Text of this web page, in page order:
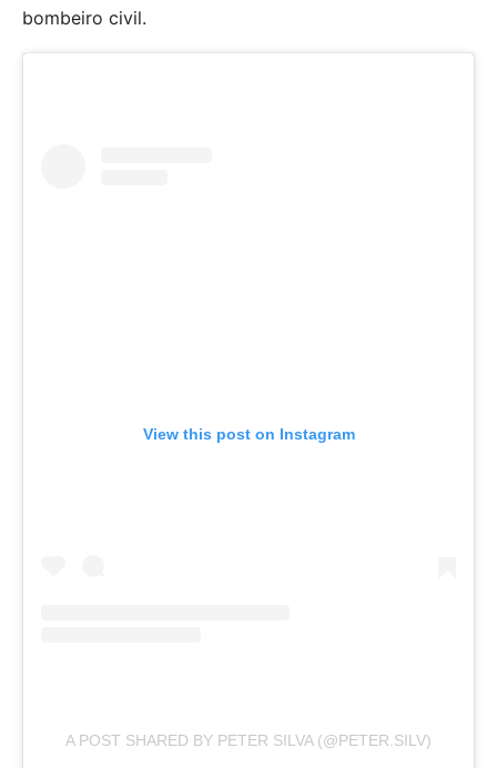
bombeiro civil.
View this post on Instagram
A POST SHARED BY PETER SILVA (@PETER.SILV)